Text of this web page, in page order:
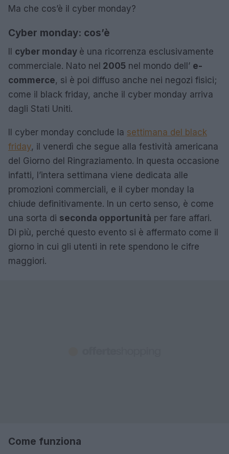
Ma che cos’è il cyber monday?
Cyber monday: cos’è
Il cyber monday è una ricorrenza esclusivamente
commerciale. Nato nel 2005 nel mondo dell’ e-
commerce, si è poi diffuso anche nei negozi fisici;
come il black friday, anche il cyber monday arriva
dagli Stati Uniti.
Il cyber monday conclude la settimana del black
friday, il venerdì che segue alla festività americana
del Giorno del Ringraziamento. In questa occasione
infatti, l’intera settimana viene dedicata alle
promozioni commerciali, e il cyber monday la
chiude definitivamente. In un certo senso, è come
una sorta di seconda opportunità per fare affari.
Di più, perché questo evento si è affermato come il
giorno in cui gli utenti in rete spendono le cifre
maggiori.
Come funziona